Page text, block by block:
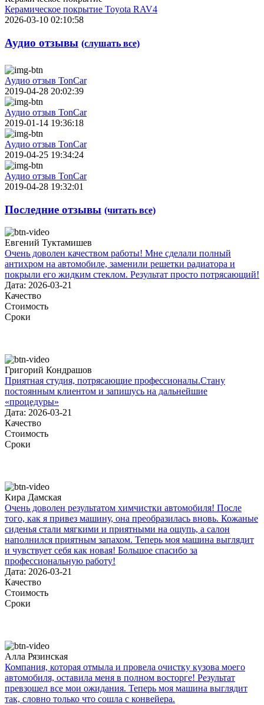
Керамическое покрытие Toyota RAV4
2026-03-10 02:10:58
Аудио отзывы (слушать все)
Аудио отзыв TonCar
2019-04-28 20:02:39
Аудио отзыв TonCar
2019-01-14 19:36:18
Аудио отзыв TonCar
2019-04-25 19:34:24
Аудио отзыв TonCar
2019-04-28 19:32:01
Последние отзывы (читать все)
Евгений Туктамишев
Очень доволен качеством работы! Мне сделали полный
антихром на автомобиле, заменили решетки радиатора и
покрыли его жидким стеклом. Результат просто потрясающий!
Дата: 2026-03-21
Качество
Стоимость
Сроки
Григорий Кондрашов
Приятная студия, потрясающие профессионалы.Стану
постоянным клиентом и запишусь на дальнейшие
«процедуры»
Дата: 2026-03-21
Качество
Стоимость
Сроки
Кира Дамская
Очень доволен результатом химчистки автомобиля! После
того, как я привез машину, она преобразилась вновь. Кожаные
сиденья стали мягкими и приятными на ощупь, а салон
наполнился приятным запахом. Теперь моя машина выглядит
и чувствует себя как новая! Большое спасибо за
профессиональную работу!
Дата: 2026-03-21
Качество
Стоимость
Сроки
Алла Рязинская
Компания, которая отмыла и провела очистку кузова моего
автомобиля, оставила меня в полном восторге! Результат
превзошел все мои ожидания. Теперь моя машина выглядит
так, словно только что сошла с конвейера.